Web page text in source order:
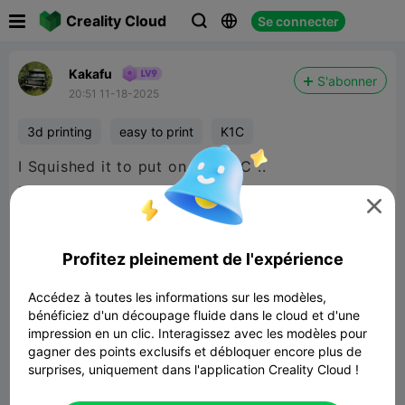
Creality Cloud   Se connecter
Kakafu
20:51 11-18-2025
S'abonner
3d printing easy to print K1C
I Squished it to put on my ECC ..
Don't Worry it was printed on My K1C and gets
swapped to my K1C .. lol

Profitez pleinement de l'expérience
Accédez à toutes les informations sur les modèles,
bénéficiez d'un découpage fluide dans le cloud et d'une
impression en un clic. Interagissez avec les modèles pour
gagner des points exclusifs et débloquer encore plus de
surprises, uniquement dans l'application Creality Cloud !